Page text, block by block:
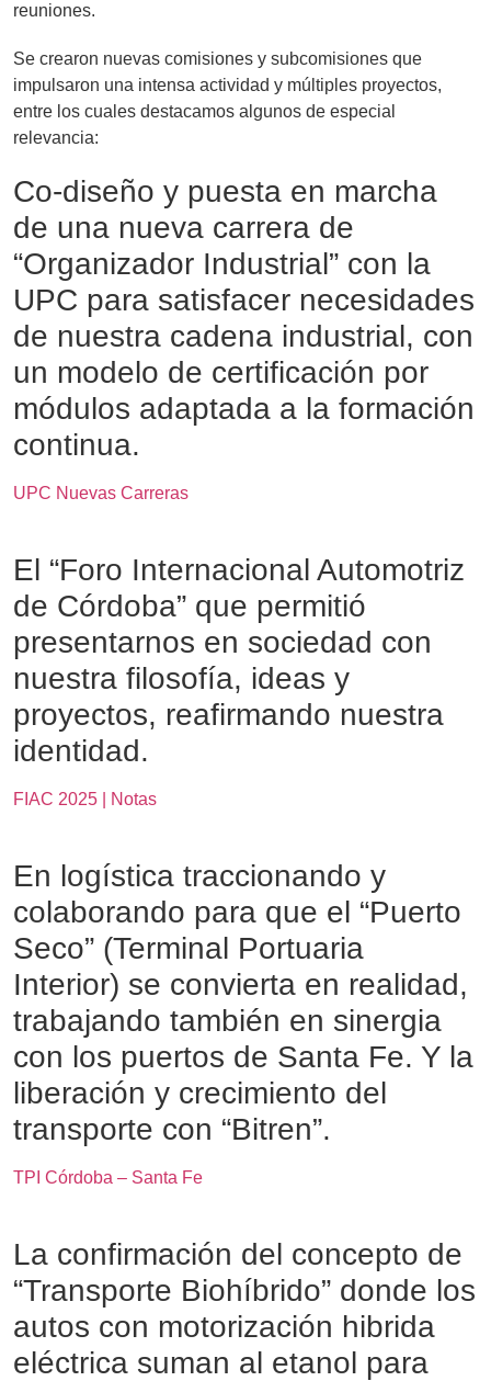
reuniones.
Se crearon nuevas comisiones y subcomisiones que
impulsaron una intensa actividad y múltiples proyectos,
entre los cuales destacamos algunos de especial
relevancia:
Co-diseño y puesta en marcha
de una nueva carrera de
“Organizador Industrial” con la
UPC para satisfacer necesidades
de nuestra cadena industrial, con
un modelo de certificación por
módulos adaptada a la formación
continua.
UPC Nuevas Carreras
El “Foro Internacional Automotriz
de Córdoba” que permitió
presentarnos en sociedad con
nuestra filosofía, ideas y
proyectos, reafirmando nuestra
identidad.
FIAC 2025 | Notas
En logística traccionando y
colaborando para que el “Puerto
Seco” (Terminal Portuaria
Interior) se convierta en realidad,
trabajando también en sinergia
con los puertos de Santa Fe. Y la
liberación y crecimiento del
transporte con “Bitren”.
TPI Córdoba – Santa Fe
La confirmación del concepto de
“Transporte Biohíbrido” donde los
autos con motorización hibrida
eléctrica suman al etanol para